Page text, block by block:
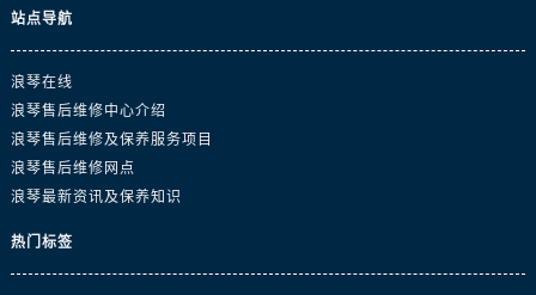
广东省潮州市潮安区新风路与潮汕路交汇处浪琴售后服务中心（需提前预约）
站点导航
浪琴在线
浪琴售后维修中心介绍
浪琴售后维修及保养服务项目
浪琴售后维修网点
浪琴最新资讯及保养知识
热门标签